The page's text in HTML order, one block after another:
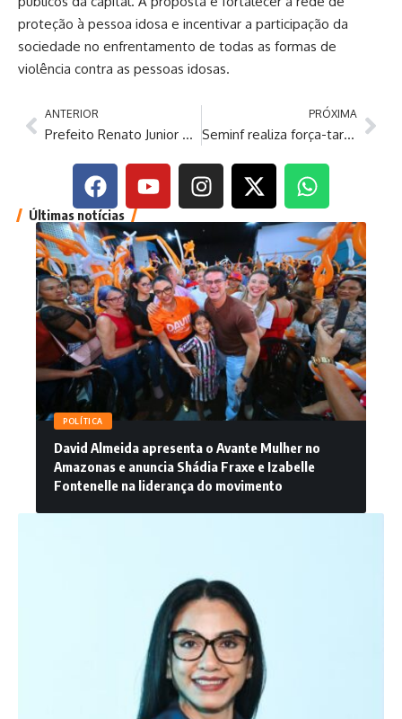
proteção à pessoa idosa e incentivar a participação da
sociedade no enfrentamento de todas as formas de
violência contra as pessoas idosas.
ANTERIOR
Prefeito Renato Junior discute expansão dos serviços e melhorias em obras com a Energisa
PRÓXIMA
Seminf realiza força-tarefa para recuperar rede de drenagem e garantir segurança no bairro Nossa Senhora das Graças
Últimas notícias
POLÍTICA
David Almeida apresenta o Avante Mulher no
Amazonas e anuncia Shádia Fraxe e Izabelle
Fontenelle na liderança do movimento